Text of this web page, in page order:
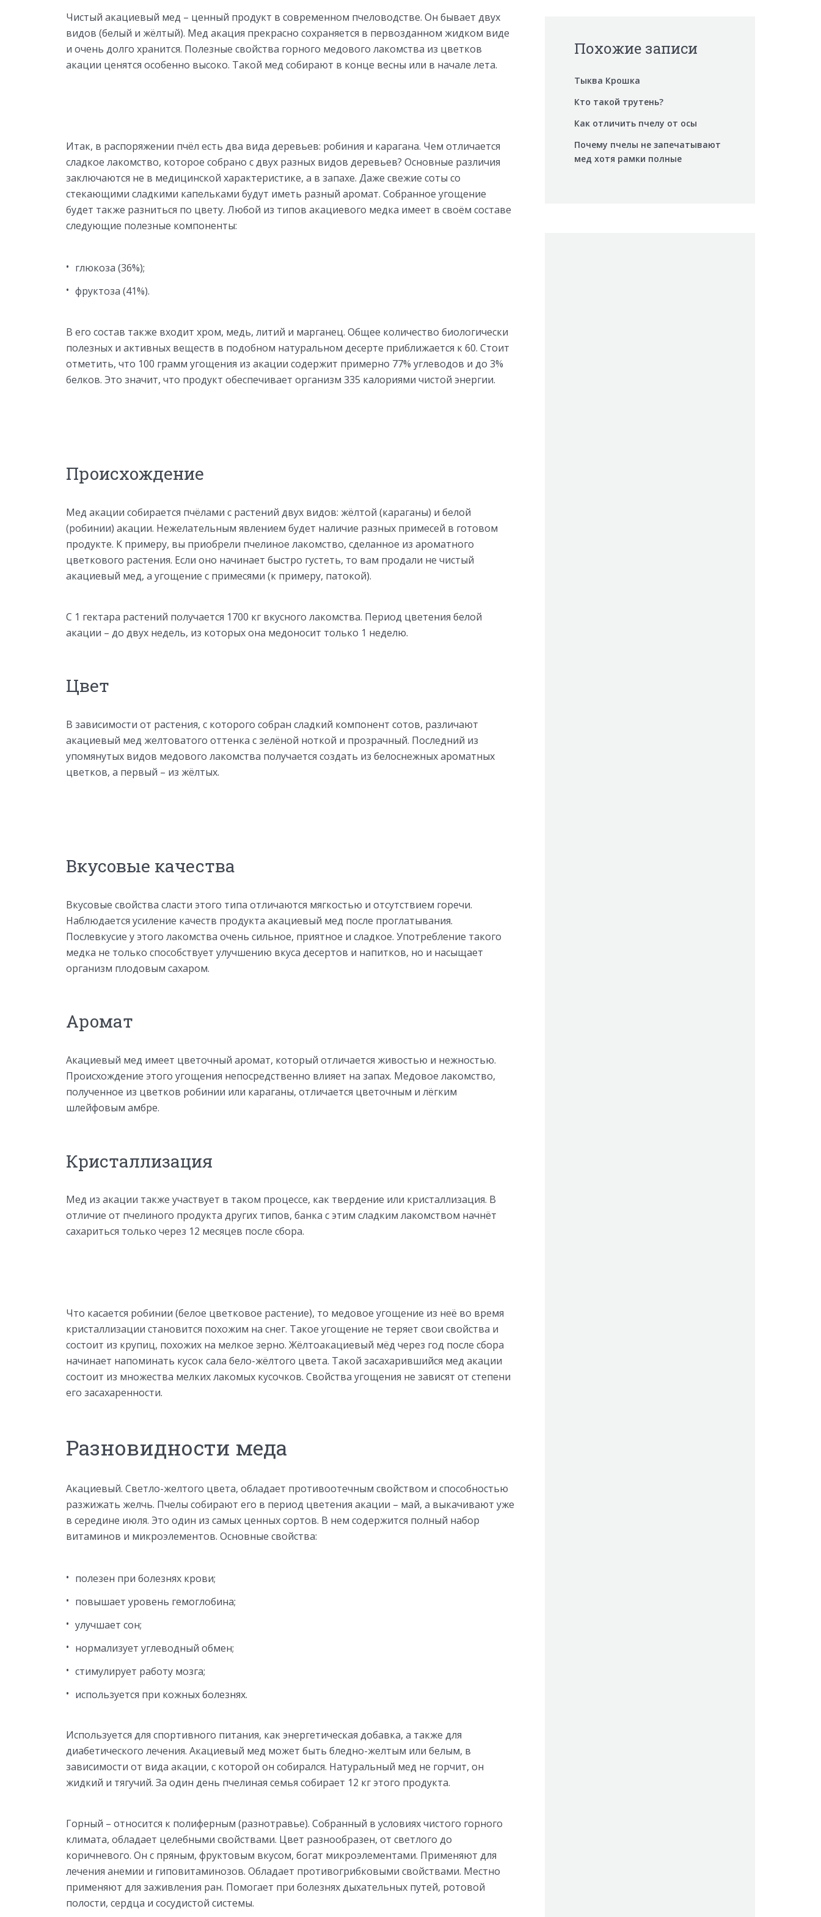
Чистый акациевый мед – ценный продукт в современном пчеловодстве. Он бывает двух
видов (белый и жёлтый). Мед акация прекрасно сохраняется в первозданном жидком виде
и очень долго хранится. Полезные свойства горного медового лакомства из цветков
акации ценятся особенно высоко. Такой мед собирают в конце весны или в начале лета.
Итак, в распоряжении пчёл есть два вида деревьев: робиния и карагана. Чем отличается
сладкое лакомство, которое собрано с двух разных видов деревьев? Основные различия
заключаются не в медицинской характеристике, а в запахе. Даже свежие соты со
стекающими сладкими капельками будут иметь разный аромат. Собранное угощение
будет также разниться по цвету. Любой из типов акациевого медка имеет в своём составе
следующие полезные компоненты:
глюкоза (36%);
фруктоза (41%).
В его состав также входит хром, медь, литий и марганец. Общее количество биологически
полезных и активных веществ в подобном натуральном десерте приближается к 60. Стоит
отметить, что 100 грамм угощения из акации содержит примерно 77% углеводов и до 3%
белков. Это значит, что продукт обеспечивает организм 335 калориями чистой энергии.
Происхождение
Мед акации собирается пчёлами с растений двух видов: жёлтой (караганы) и белой
(робинии) акации. Нежелательным явлением будет наличие разных примесей в готовом
продукте. К примеру, вы приобрели пчелиное лакомство, сделанное из ароматного
цветкового растения. Если оно начинает быстро густеть, то вам продали не чистый
акациевый мед, а угощение с примесями (к примеру, патокой).
С 1 гектара растений получается 1700 кг вкусного лакомства. Период цветения белой
акации – до двух недель, из которых она медоносит только 1 неделю.
Цвет
В зависимости от растения, с которого собран сладкий компонент сотов, различают
акациевый мед желтоватого оттенка с зелёной ноткой и прозрачный. Последний из
упомянутых видов медового лакомства получается создать из белоснежных ароматных
цветков, а первый – из жёлтых.
Вкусовые качества
Вкусовые свойства сласти этого типа отличаются мягкостью и отсутствием горечи.
Наблюдается усиление качеств продукта акациевый мед после проглатывания.
Послевкусие у этого лакомства очень сильное, приятное и сладкое. Употребление такого
медка не только способствует улучшению вкуса десертов и напитков, но и насыщает
организм плодовым сахаром.
Аромат
Акациевый мед имеет цветочный аромат, который отличается живостью и нежностью.
Происхождение этого угощения непосредственно влияет на запах. Медовое лакомство,
полученное из цветков робинии или караганы, отличается цветочным и лёгким
шлейфовым амбре.
Кристаллизация
Мед из акации также участвует в таком процессе, как твердение или кристаллизация. В
отличие от пчелиного продукта других типов, банка с этим сладким лакомством начнёт
сахариться только через 12 месяцев после сбора.
Что касается робинии (белое цветковое растение), то медовое угощение из неё во время
кристаллизации становится похожим на снег. Такое угощение не теряет свои свойства и
состоит из крупиц, похожих на мелкое зерно. Жёлтоакациевый мёд через год после сбора
начинает напоминать кусок сала бело-жёлтого цвета. Такой засахарившийся мед акации
состоит из множества мелких лакомых кусочков. Свойства угощения не зависят от степени
его засахаренности.
Разновидности меда
Акациевый. Светло-желтого цвета, обладает противоотечным свойством и способностью
разжижать желчь. Пчелы собирают его в период цветения акации – май, а выкачивают уже
в середине июля. Это один из самых ценных сортов. В нем содержится полный набор
витаминов и микроэлементов. Основные свойства:
полезен при болезнях крови;
повышает уровень гемоглобина;
улучшает сон;
нормализует углеводный обмен;
стимулирует работу мозга;
используется при кожных болезнях.
Используется для спортивного питания, как энергетическая добавка, а также для
диабетического лечения. Акациевый мед может быть бледно-желтым или белым, в
зависимости от вида акации, с которой он собирался. Натуральный мед не горчит, он
жидкий и тягучий. За один день пчелиная семья собирает 12 кг этого продукта.
Горный – относится к полиферным (разнотравье). Собранный в условиях чистого горного
климата, обладает целебными свойствами. Цвет разнообразен, от светлого до
коричневого. Он с пряным, фруктовым вкусом, богат микроэлементами. Применяют для
лечения анемии и гиповитаминозов. Обладает противогрибковыми свойствами. Местно
применяют для заживления ран. Помогает при болезнях дыхательных путей, ротовой
полости, сердца и сосудистой системы.
Похожие записи
Тыква Крошка
Кто такой трутень?
Как отличить пчелу от осы
Почему пчелы не запечатывают
мед хотя рамки полные